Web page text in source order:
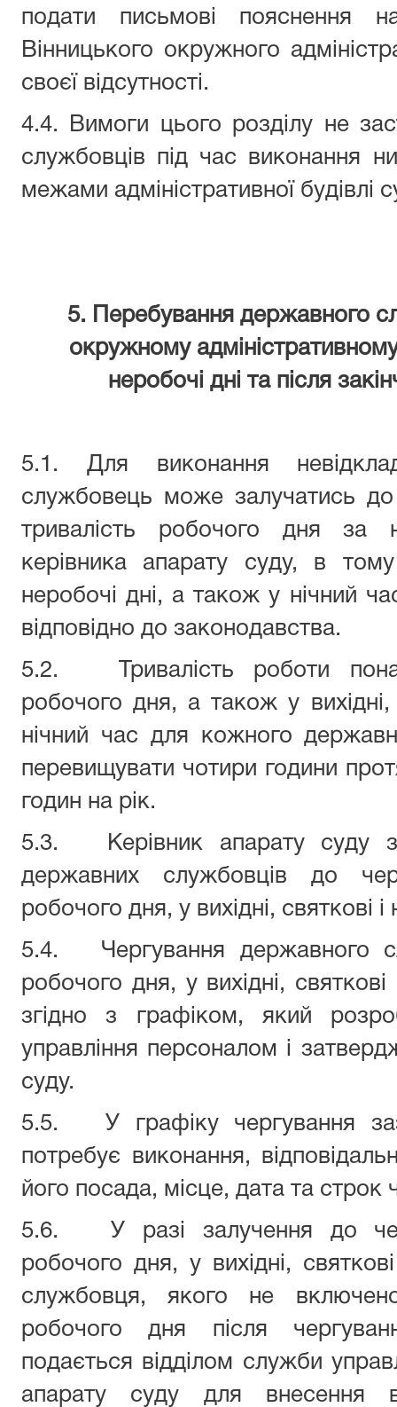
подати письмові пояснення
Вінницького окружного
своєї відсутності.
4.4. Вимоги цього розділу не
службовців під час виконання
межами адміністративної будівлі
5. Перебування державного
окружному адміністративному
неробочі дні та після
5.1. Для виконання
службовець може залучатись
тривалість робочого дня за
керівника апарату суду, в тому
неробочі дні, а також у нічний
відповідно до законодавства.
5.2. Тривалість роботи
робочого дня, а також у вихідні,
нічний час для кожного
перевищувати чотири години
годин на рік.
5.3. Керівник апарату суду
державних службовців до
робочого дня, у вихідні, святкові і
5.4. Чергування державного
робочого дня, у вихідні,
згідно з графіком, який
управління персоналом і
суду.
5.5. У графіку чергування
потребує виконання,
його посада, місце, дата та строк
5.6. У разі залучення до
робочого дня, у вихідні,
службовця, якого не
робочого дня після
подається відділом служби
апарату суду для внесення